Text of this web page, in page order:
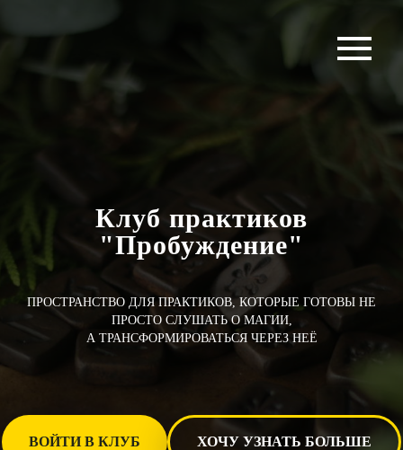
Клуб практиков
"Пробуждение"
ПРОСТРАНСТВО ДЛЯ ПРАКТИКОВ, КОТОРЫЕ ГОТОВЫ НЕ
ПРОСТО СЛУШАТЬ О МАГИИ,
А ТРАНСФОРМИРОВАТЬСЯ ЧЕРЕЗ НЕЁ
ВОЙТИ В КЛУБ ХОЧУ УЗНАТЬ БОЛЬШЕ